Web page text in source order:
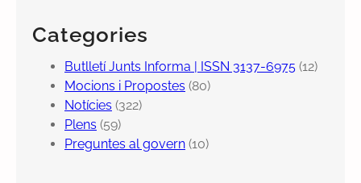
Categories
Butlletí Junts Informa | ISSN 3137-6975 (12)
Mocions i Propostes (80)
Notícies (322)
Plens (59)
Preguntes al govern (10)